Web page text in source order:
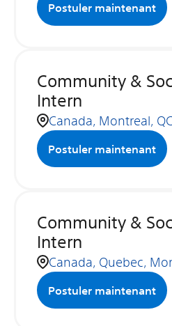
Postuler maintenant
Community &
Intern
Canada, Montreal, QC
Postuler maintenant
Community &
Intern
Canada, Quebec,
Postuler maintenant